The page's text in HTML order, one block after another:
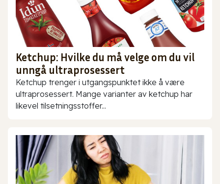
Ketchup: Hvilke du må velge om du vil
unngå ultraprosessert
Ketchup trenger i utgangspunktet ikke å være
ultraprosessert. Mange varianter av ketchup har
likevel tilsetningsstoffer...